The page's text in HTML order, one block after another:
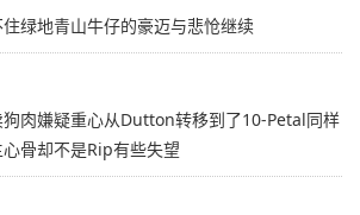
绿地青山牛仔的豪迈与悲怆继续
肉嫌疑重心从Dutton转移到了10-Petal同样
骨却不是Rip有些失望